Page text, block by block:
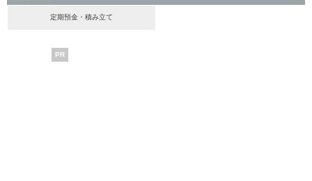
定期預金・積み立て
PR